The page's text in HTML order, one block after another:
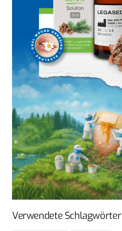
Verwendete Schlagwörter